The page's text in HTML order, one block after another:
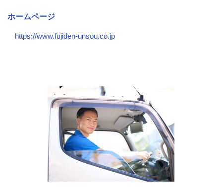
ホームページ
https://www.fujiden-unsou.co.jp